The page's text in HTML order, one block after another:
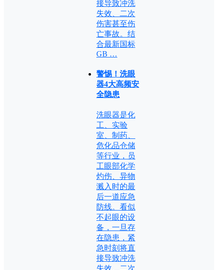
接导致冲洗
失效、二次
伤害甚至伤
亡事故。结
合最新国标
GB …
警惕！洗眼
器4大高频安
全隐患
洗眼器是化
工、实验
室、制药、
危化品仓储
等行业，员
工眼部化学
灼伤、异物
溅入时的最
后一道应急
防线。看似
不起眼的设
备，一旦存
在隐患，紧
急时刻将直
接导致冲洗
失效、二次